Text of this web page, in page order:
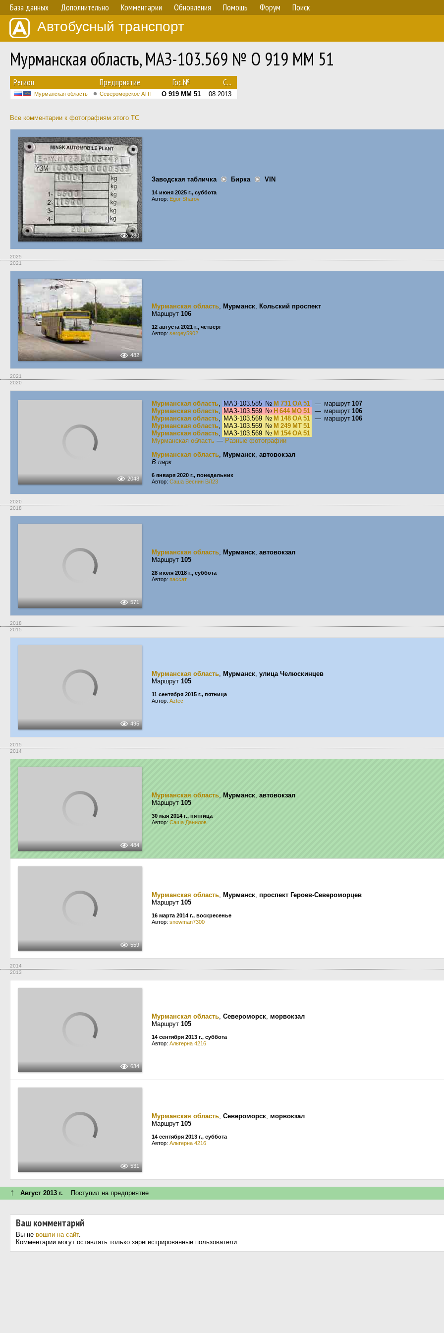
База данных Дополнительно Комментарии Обновления Помощь Форум Поиск
Автобусный транспорт
Мурманская область, МАЗ-103.569 № О 919 ММ 51
Регион Предприятие Гос.№ С...
Мурманская область Североморское АТП О 919 ММ 51 08.2013
Все комментарии к фотографиям этого ТС
280
Заводская табличка Бирка VIN
14 июня 2025 г., суббота
Автор: Egor Sharov
2025
2021
482
Мурманская область, Мурманск, Кольский проспект
Маршрут 106
12 августа 2021 г., четверг
Автор: sergey5902
2021
2020
2048
Мурманская область, МАЗ-103.585 № М 731 ОА 51 — маршрут 107
Мурманская область, МАЗ-103.569 № Н 644 МО 51 — маршрут 106
Мурманская область, МАЗ-103.569 № М 148 ОА 51 — маршрут 106
Мурманская область, МАЗ-103.569 № М 249 МТ 51
Мурманская область, МАЗ-103.569 № М 154 ОА 51
Мурманская область — Разные фотографии
Мурманская область, Мурманск, автовокзал
В парк
6 января 2020 г., понедельник
Автор: Саша Веснин ВЛ23
2020
2018
571
Мурманская область, Мурманск, автовокзал
Маршрут 105
28 июля 2018 г., суббота
Автор: пассат
2018
2015
495
Мурманская область, Мурманск, улица Челюскинцев
Маршрут 105
11 сентября 2015 г., пятница
Автор: Aztec
2015
2014
484
Мурманская область, Мурманск, автовокзал
Маршрут 105
30 мая 2014 г., пятница
Автор: Саша Данилов
559
Мурманская область, Мурманск, проспект Героев-Североморцев
Маршрут 105
16 марта 2014 г., воскресенье
Автор: snowman7300
2014
2013
634
Мурманская область, Североморск, морвокзал
Маршрут 105
14 сентября 2013 г., суббота
Автор: Альтерна 4216
531
Мурманская область, Североморск, морвокзал
Маршрут 105
14 сентября 2013 г., суббота
Автор: Альтерна 4216
↑ Август 2013 г. Поступил на предприятие
Ваш комментарий
Вы не вошли на сайт.
Комментарии могут оставлять только зарегистрированные пользователи.